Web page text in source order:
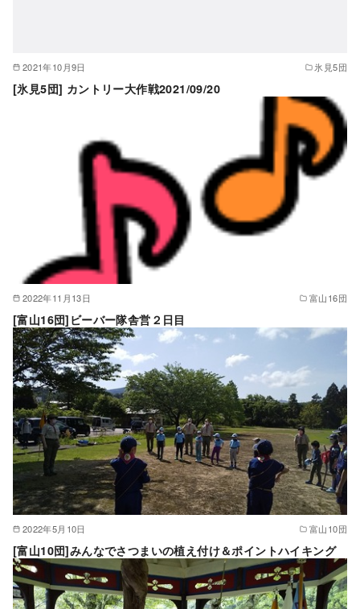
2021年10月9日 氷見5団
[氷見5団] カントリー大作戦2021/09/20
2022年11月13日 富山16団
[富山16団]ビーバー隊舎営２日目
2022年5月10日 富山10団
[富山10団]みんなでさつまいの植え付け＆ポイントハイキング